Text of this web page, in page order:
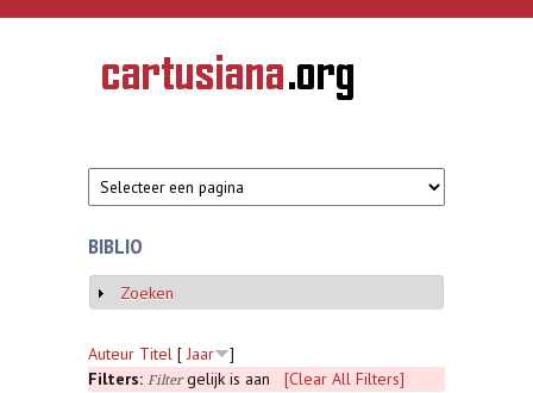
Overslaan en naar de inhoud gaan
CARTUSIANA
Geschiedenis
van de
BIBLIO
Weergeven
Zoeken
Auteur Titel [ Jaar
]
Filters: Filtergelijk is aan [Clear All Filters]